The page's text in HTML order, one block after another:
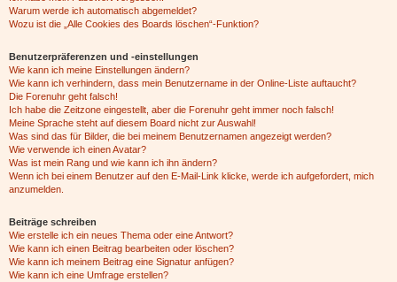
Warum werde ich automatisch abgemeldet?
Wozu ist die „Alle Cookies des Boards löschen“-Funktion?
Benutzerpräferenzen und -einstellungen
Wie kann ich meine Einstellungen ändern?
Wie kann ich verhindern, dass mein Benutzername in der Online-Liste auftaucht?
Die Forenuhr geht falsch!
Ich habe die Zeitzone eingestellt, aber die Forenuhr geht immer noch falsch!
Meine Sprache steht auf diesem Board nicht zur Auswahl!
Was sind das für Bilder, die bei meinem Benutzernamen angezeigt werden?
Wie verwende ich einen Avatar?
Was ist mein Rang und wie kann ich ihn ändern?
Wenn ich bei einem Benutzer auf den E-Mail-Link klicke, werde ich aufgefordert, mich
anzumelden.
Beiträge schreiben
Wie erstelle ich ein neues Thema oder eine Antwort?
Wie kann ich einen Beitrag bearbeiten oder löschen?
Wie kann ich meinem Beitrag eine Signatur anfügen?
Wie kann ich eine Umfrage erstellen?